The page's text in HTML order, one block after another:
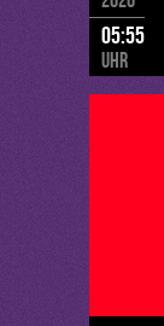
05:55
Uhr